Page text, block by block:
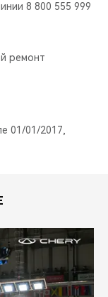
8 800 555 999
ремонт
01/01/2017,